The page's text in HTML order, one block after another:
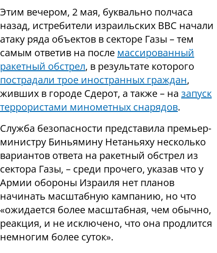
Этим вечером, 2 мая, буквально полчаса
назад, истребители израильских ВВС начали
атаку ряда объектов в секторе Газы – тем
самым ответив на после массированный
ракетный обстрел, в результате которого
пострадали трое иностранных граждан,
живших в городе Сдерот, а также – на запуск
террористами минометных снарядов.
Служба безопасности представила премьер-
министру Биньямину Нетаньяху несколько
вариантов ответа на ракетный обстрел из
сектора Газы, – среди прочего, указав что у
Армии обороны Израиля нет планов
начинать масштабную кампанию, но что
«ожидается более масштабная, чем обычно,
реакция, и не исключено, что она продлится
немногим более суток».